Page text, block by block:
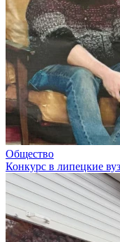
Общество
Конкурс в липецкие